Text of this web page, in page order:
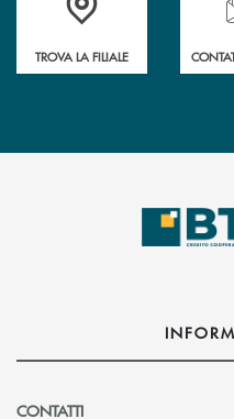
TROVA LA FILIALE
CONTATTI